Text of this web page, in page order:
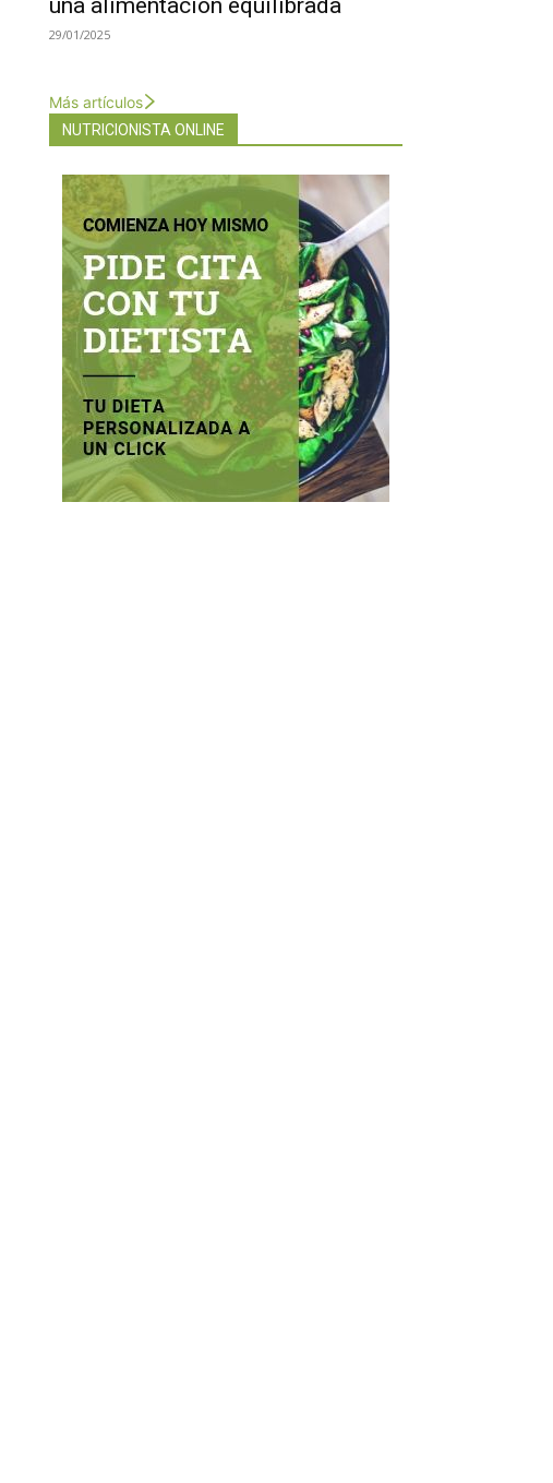
una alimentación equilibrada
29/01/2025
Más artículos
NUTRICIONISTA ONLINE